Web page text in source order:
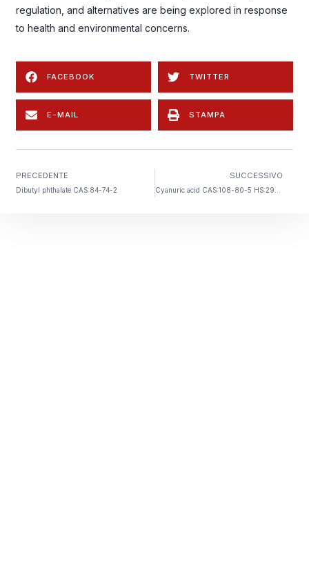
regulation and alternatives are being explored in response
to health and environmental concerns.
FACEBOOK TWITTER
E-MAIL STAMPA
PRECEDENTE
Dibutyl phthalate CAS:84-74-2
SUCCESSIVO
Cyanuric acid CAS:108-80-5 HS:2933990099